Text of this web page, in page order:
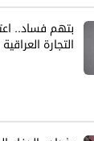
بتهم فساد..
التجارة